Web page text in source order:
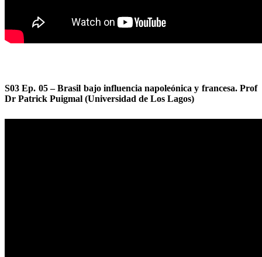
S03 Ep. 05 – Brasil bajo influencia napoleónica y francesa. Prof
Dr Patrick Puigmal (Universidad de Los Lagos)